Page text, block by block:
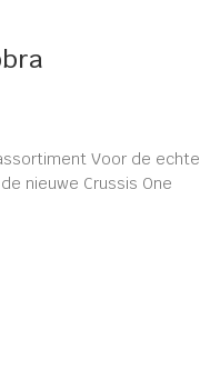
Voor de echte
nieuwe Crussis One